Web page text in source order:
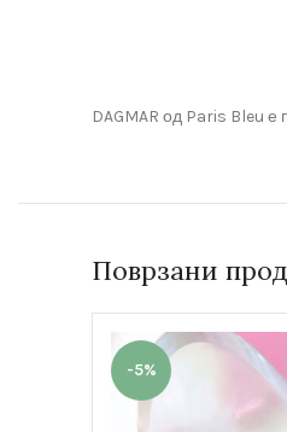
DAGMAR од Paris Bleu
Поврзани
-5%